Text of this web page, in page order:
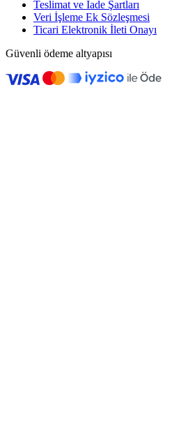
Teslimat ve İade Şartları
Veri İşleme Ek Sözleşmesi
Ticari Elektronik İleti Onayı
Güvenli ödeme altyapısı